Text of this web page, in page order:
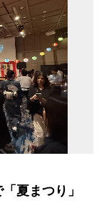
「夏まつり」